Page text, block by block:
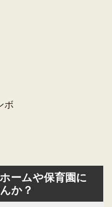
ボ
ームや保育園に
か？